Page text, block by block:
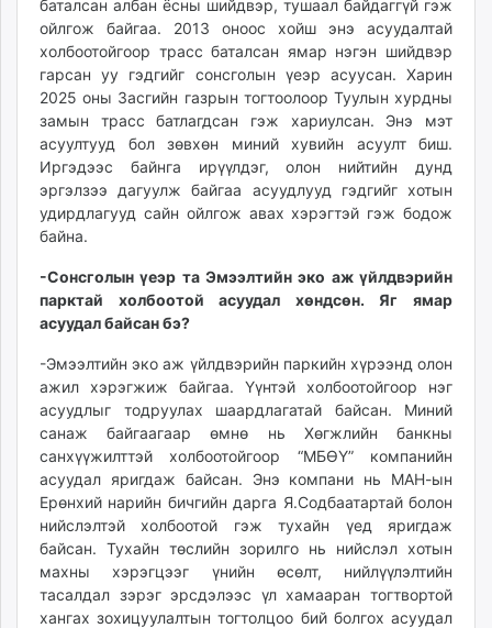
баталсан албан ёсны шийдвэр, тушаал байдаггүй гэж
ойлгож байгаа. 2013 оноос хойш энэ асуудалтай
холбоотойгоор трасс баталсан ямар нэгэн шийдвэр
гарсан уу гэдгийг сонсголын үеэр асуусан. Харин
2025 оны Засгийн газрын тогтоолоор Туулын хурдны
замын трасс батлагдсан гэж хариулсан. Энэ мэт
асуултууд бол зөвхөн миний хувийн асуулт биш.
Иргэдээс байнга ирүүлдэг, олон нийтийн дунд
эргэлзээ дагуулж байгаа асуудлууд гэдгийг хотын
удирдлагууд сайн ойлгож авах хэрэгтэй гэж бодож
байна.
-Сонсголын үеэр та Эмээлтийн эко аж үйлдвэрийн
парктай холбоотой асуудал хөндсөн. Яг ямар
асуудал байсан бэ?
-Эмээлтийн эко аж үйлдвэрийн паркийн хүрээнд олон
ажил хэрэгжиж байгаа. Үүнтэй холбоотойгоор нэг
асуудлыг тодруулах шаардлагатай байсан. Миний
санаж байгаагаар өмнө нь Хөгжлийн банкны
санхүүжилттэй холбоотойгоор “МБӨҮ” компанийн
асуудал яригдаж байсан. Энэ компани нь МАН-ын
Ерөнхий нарийн бичгийн дарга Я.Содбаатартай болон
нийслэлтэй холбоотой гэж тухайн үед яригдаж
байсан. Тухайн төслийн зорилго нь нийслэл хотын
махны хэрэгцээг үнийн өсөлт, нийлүүлэлтийн
тасалдал зэрэг эрсдэлээс үл хамааран тогтвортой
хангах зохицуулалтын тогтолцоо бий болгох асуудал